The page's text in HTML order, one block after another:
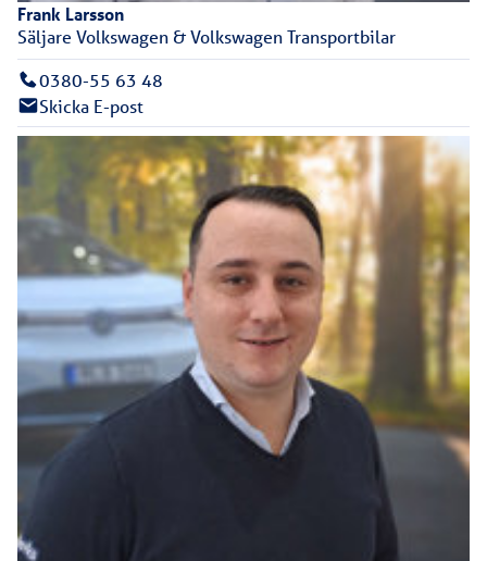
Frank Larsson
Säljare Volkswagen & Volkswagen Transportbilar
0380-55 63 48
Skicka E-post